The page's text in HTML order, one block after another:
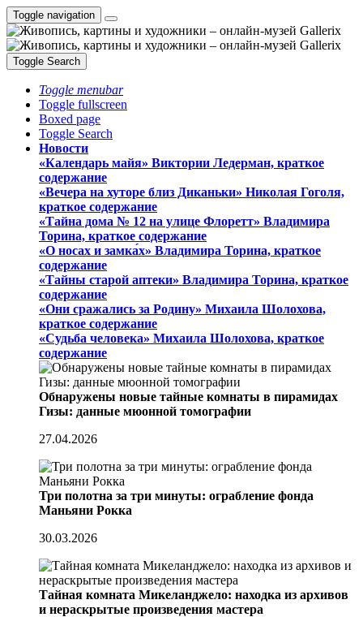
Toggle navigation
Toggle Search
Toggle menubar
Toggle fullscreen
Boxed page
Toggle Search
Новости
«Календарь майя» Виктории Ледерман, краткое
содержание
«Вечера на хуторе близ Диканьки» Николая Гоголя,
краткое содержание
«Тайна дома № 12 на улице Флоретт» Владимира
Торина, краткое содержание
«О носах и замка́х» Владимира Торина, краткое
содержание
«Тайны старой аптеки» Владимира Торина, краткое
содержание
«Они сражались за Родину» Михаила Шолохова,
краткое содержание
«Судьба человека» Михаила Шолохова, краткое
содержание
Обнаружены новые тайные комнаты в пирамидах
Гизы: данные мюонной томографии
27.04.2026
Три полотна за три минуты: ограбление фонда
Маньяни Рокка
30.03.2026
Тайная комната Микеланджело: находка из архивов
и нераскрытые произведения мастера